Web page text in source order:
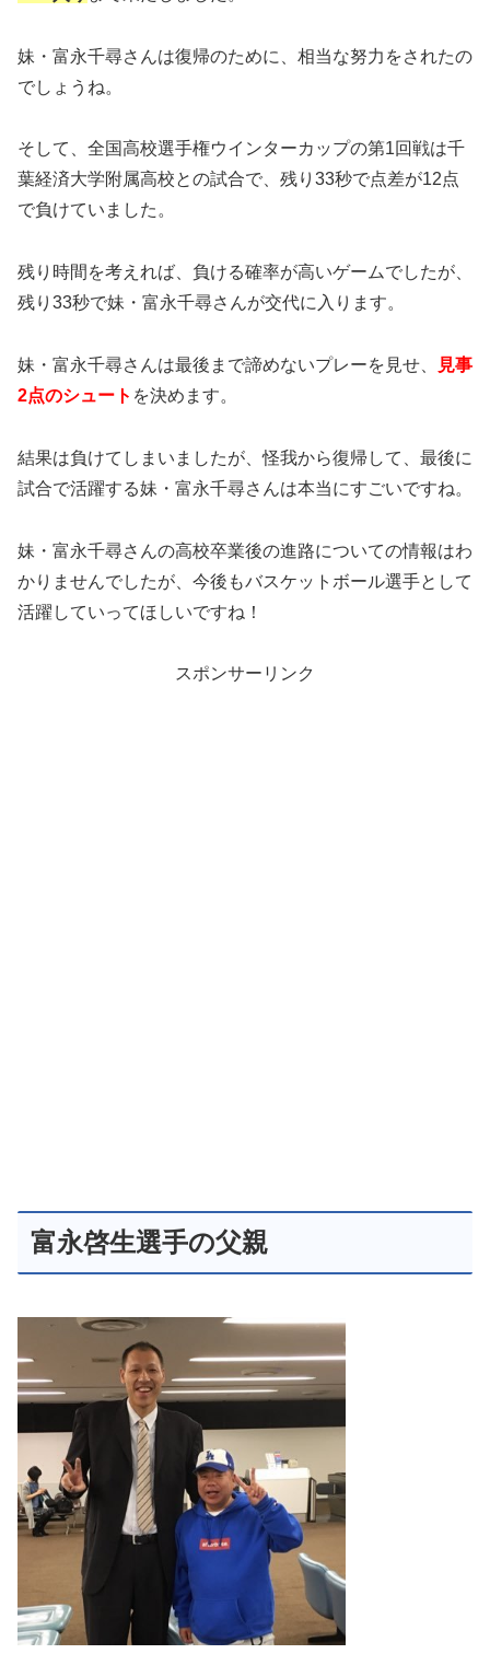
妹・富永千尋さんは復帰のために、相当な努力をされたの
でしょうね。
そして、全国高校選手権ウインターカップの第1回戦は千
葉経済大学附属高校との試合で、残り33秒で点差が12点
で負けていました。
残り時間を考えれば、負ける確率が高いゲームでしたが、
残り33秒で妹・富永千尋さんが交代に入ります。
妹・富永千尋さんは最後まで諦めないプレーを見せ、
見事
2点のシュート を決めます。
結果は負けてしまいましたが、怪我から復帰して、最後に
試合で活躍する妹・富永千尋さんは本当にすごいですね。
妹・富永千尋さんの高校卒業後の進路についての情報はわ
かりませんでしたが、今後もバスケットボール選手として
活躍していってほしいですね！
スポンサーリンク
富永啓生選手の父親